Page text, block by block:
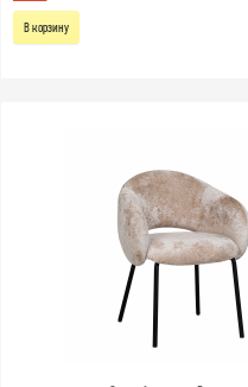
В корзину